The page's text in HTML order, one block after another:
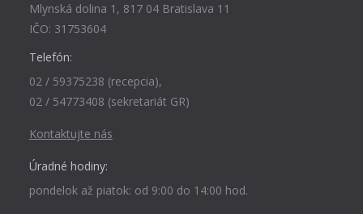
Mlynská dolina 1, 817 04 Bratislava 11
IČO: 31753604
Telefón:
02 / 59375238 (recepcia),
02 / 54773408 (sekretariát GR)
Kontaktujte nás
Úradné hodiny:
pondelok až piatok: od 9:00 do 14:00 hod.